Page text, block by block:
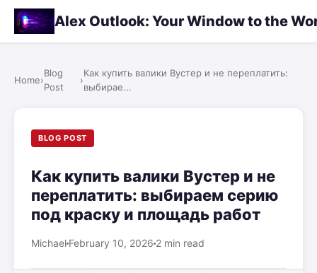
Alex Outlook: Your Window to the
Home›
Blog
Post
›
Как купить валики Вустер и не переплатить:
выбирае...
BLOG POST
Как купить валики Вустер и не
переплатить: выбираем серию
под краску и площадь работ
Michael February 10, 2026 2 min read